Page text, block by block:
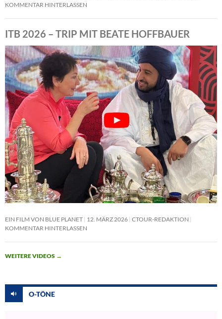
KOMMENTAR HINTERLASSEN
ITB 2026 – TRIP MIT BEATE HOFFBAUER
EIN FILM VON BLUE PLANET 12. MÄRZ 2026 CTOUR-REDAKTION
KOMMENTAR HINTERLASSEN
WEITERE VIDEOS →
O-TÖNE